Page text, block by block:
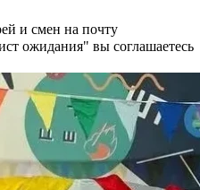
и смен на почту
ожидания" вы соглашаетесь